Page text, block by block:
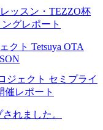
ッスン・TEZZO杯
グレポート
クト Tetsuya OTA
ジェクト セミプライ
催レポート
れました。